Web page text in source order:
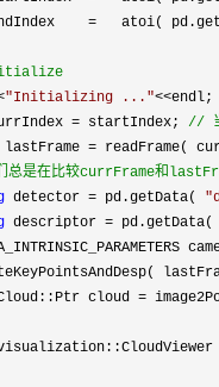
=   atoi(
"Initializing ... "<<
= startIndex; //
lastFrame = readFrame(
总是在比较currFrame和
detector = pd.getData( "
descriptor = pd.getData(
cloud =